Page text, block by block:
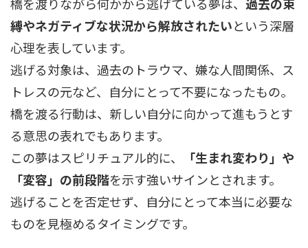
縛やネガティブな状況から解放されたいという深層
心理を表しています。
逃げる対象は、過去のトラウマ、嫌な人間関係、ス
トレスの元など、自分にとって不要になったもの。
橋を渡る行動は、新しい自分に向かって進もうとす
る意思の表れでもあります。
この夢はスピリチュアル的に、
「生まれ変わり」や
「変容」の前段階を示す強いサインとされます。
逃げることを否定せず、自分にとって本当に必要な
ものを見極めるタイミングです。